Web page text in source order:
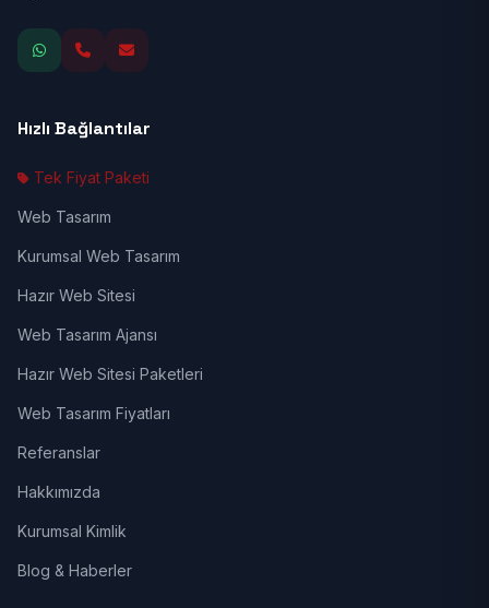
Hızlı Bağlantılar
Tek Fiyat Paketi
Web Tasarım
Kurumsal Web Tasarım
Hazır Web Sitesi
Web Tasarım Ajansı
Hazır Web Sitesi Paketleri
Web Tasarım Fiyatları
Referanslar
Hakkımızda
Kurumsal Kimlik
Blog & Haberler